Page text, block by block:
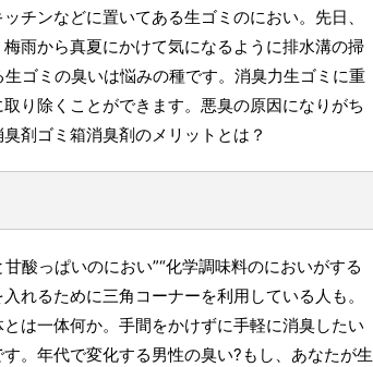
チンなどに置いてある生ゴミのにおい。先日、
雨から真夏にかけて気になるように排水溝の掃
ゴミの臭いは悩みの種です。消臭力生ゴミに重
り除くことができます。悪臭の原因になりがち
剤ゴミ箱消臭剤のメリットとは？
酸っぱいのにおい”“化学調味料のにおいがする
れるために三角コーナーを利用している人も。
は一体何か。手間をかけずに手軽に消臭したい
。年代で変化する男性の臭い?もし、あなたが生